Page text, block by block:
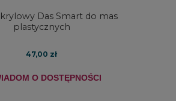
Das Smart do mas
plastycznych
47,00 zł
O DOSTĘPNOŚCI